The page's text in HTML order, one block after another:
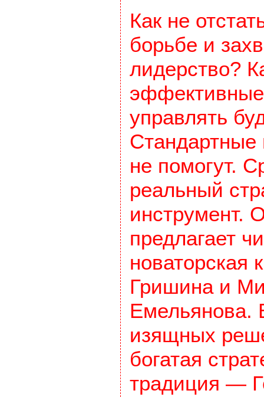
Как не
борьбе и
лидерство?
управлять
не помогут.
реальный
инструмент.
предлагает
новаторская
Гришина и
Емельянова.
изящных
богатая
традиция —